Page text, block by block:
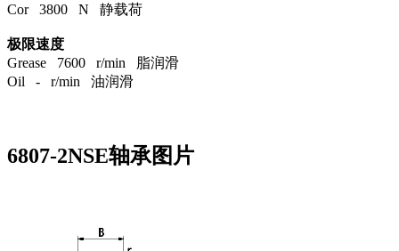
Cor 3800 N 静载荷
极限速度
Grease 7600 r/min 脂润滑
Oil - r/min 油润滑
6807-2NSE轴承图片